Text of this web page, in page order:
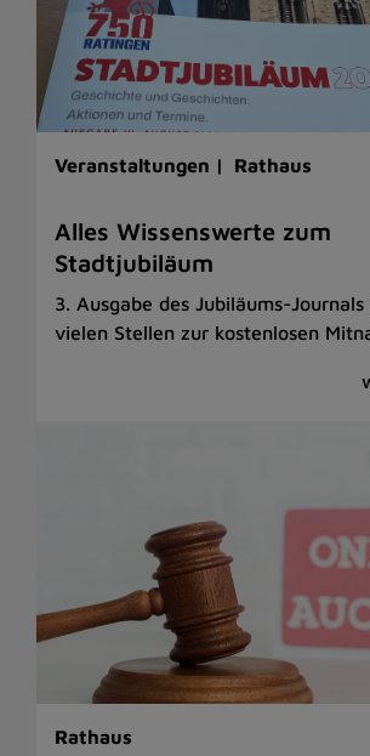
Veranstaltungen | Rathaus
Alles Wissenswerte zum
Stadtjubiläum
3. Ausgabe des Jubiläums-
vielen Stellen zur kostenlosen
Rathaus